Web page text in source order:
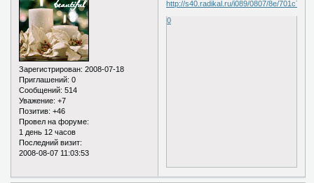
Зарегистрирован: 2008-07-18
Приглашений: 0
Сообщений: 514
Уважение: +7
Позитив: +46
Провел на форуме:
1 день 12 часов
Последний визит:
2008-08-07 11:03:53
0